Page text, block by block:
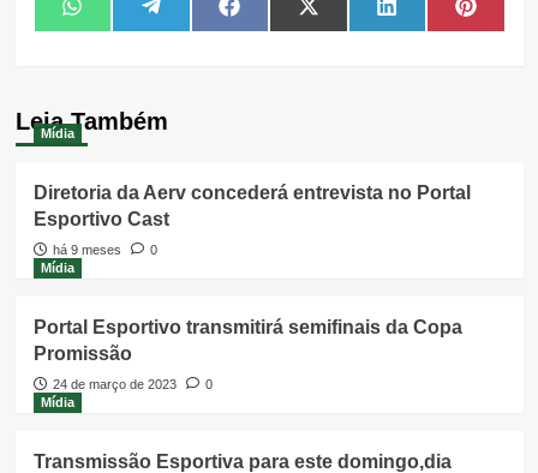
Share
on
WhatsAppShare
on
TelegramShare
on
FacebookShare
on
X
(Twitter)
Share
on
LinkedIn Share
on
Leia Também
Mídia
Diretoria da Aerv concederá entrevista no Portal
Esportivo Cast
há 9 meses
0
Mídia
Portal Esportivo transmitirá semifinais da Copa
Promissão
24 de março de 2023
0
Mídia
Transmissão Esportiva para este domingo,dia